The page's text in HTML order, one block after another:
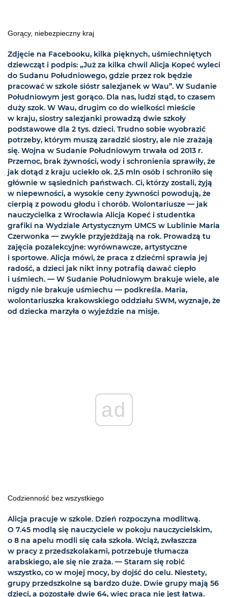
Gorący, niebezpieczny kraj
Zdjęcie na Facebooku, kilka pięknych, uśmiechniętych
dziewcząt i podpis: „Już za kilka chwil Alicja Kopeć wyleci
do Sudanu Południowego, gdzie przez rok będzie
pracować w szkole sióstr salezjanek w Wau”. W Sudanie
Południowym jest gorąco. Dla nas, ludzi stąd, to czasem
duży szok. W Wau, drugim co do wielkości mieście
w kraju, siostry salezjanki prowadzą dwie szkoły
podstawowe dla 2 tys. dzieci. Trudno sobie wyobrazić
potrzeby, którym muszą zaradzić siostry, ale nie zrażają
się. Wojna w Sudanie Południowym trwała od 2013 r.
Przemoc, brak żywności, wody i schronienia sprawiły, że
jak dotąd z kraju uciekło ok. 2,5 mln osób i schroniło się
głównie w sąsiednich państwach. Ci, którzy zostali, żyją
w niepewności, a wysokie ceny żywności powodują, że
cierpią z powodu głodu i chorób. Wolontariusze — jak
nauczycielka z Wrocławia Alicja Kopeć i studentka
grafiki na Wydziale Artystycznym UMCS w Lublinie Maria
Czerwonka — zwykle przyjeżdżają na rok. Prowadzą tu
zajęcia pozalekcyjne: wyrównawcze, artystyczne
i sportowe. Alicja mówi, że praca z dziećmi sprawia jej
radość, a dzieci jak nikt inny potrafią dawać ciepło
i uśmiech. — W Sudanie Południowym brakuje wiele, ale
nigdy nie brakuje uśmiechu — podkreśla. Maria,
wolontariuszka krakowskiego oddziału SWM, wyznaje, że
od dziecka marzyła o wyjeździe na misje.
ad
Codzienność bez wszystkiego
Alicja pracuje w szkole. Dzień rozpoczyna modlitwą.
O 7.45 modlą się nauczyciele w pokoju nauczycielskim,
o 8 na apelu modli się cała szkoła. Wciąż, zwłaszcza
w pracy z przedszkolakami, potrzebuje tłumacza
arabskiego, ale się nie zraża. — Staram się robić
wszystko, co w mojej mocy, by dojść do celu. Niestety,
grupy przedszkolne są bardzo duże. Dwie grupy mają 56
dzieci, a pozostałe dwie 64, więc praca nie jest łatwa.